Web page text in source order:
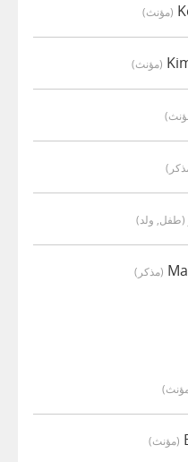
(مؤنث)
(مؤنث)
(طفل, ولد)
(مذكر)
(مؤنث)